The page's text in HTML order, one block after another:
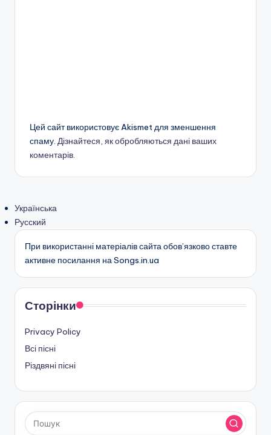
Цей сайт використовує Akismet для зменшення
спаму. Дізнайтеся, як обробляються дані ваших
коментарів.
Українська
Русский
При використанні матеріалів сайта обов’язково ставте
активне посилання на Songs.in.ua
Сторінки
Privacy Policy
Всі пісні
Різдвяні пісні